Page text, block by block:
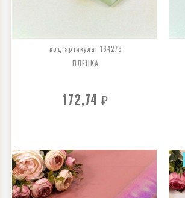
код артикула: 1642/3
ПЛЁНКА
172,74₽